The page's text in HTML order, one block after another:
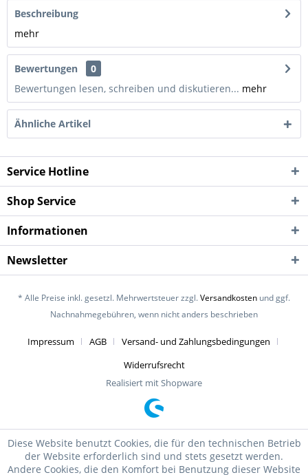
Beschreibung
mehr
Bewertungen
0
Bewertungen lesen, schreiben und diskutieren... mehr
Ähnliche Artikel
Service Hotline
Shop Service
Informationen
Newsletter
* Alle Preise inkl. gesetzl. Mehrwertsteuer zzgl.Versandkosten und ggf.
Nachnahmegebühren, wenn nicht anders beschrieben
Impressum AGB
Versand- und Zahlungsbedingungen
Widerrufsrecht
Realisiert mit Shopware
Diese Website benutzt Cookies, die für den technischen Betrieb
der Website erforderlich sind und stets gesetzt werden.
Andere Cookies, die den Komfort bei Benutzung dieser Website